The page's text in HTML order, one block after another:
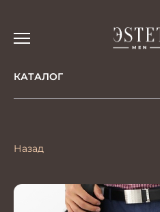
КАТАЛОГ
Назад